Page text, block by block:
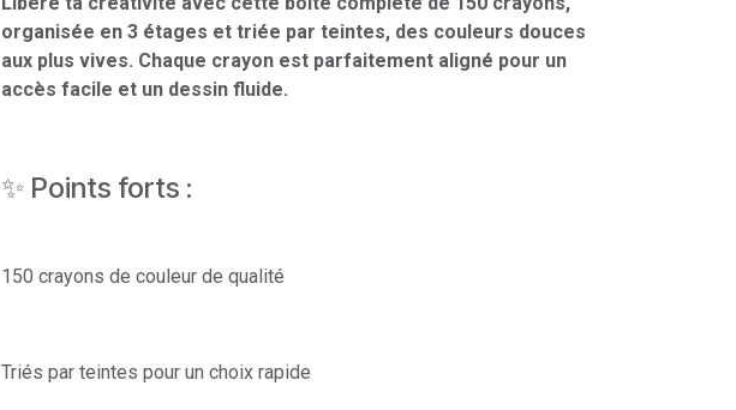
organisée en 3 étages et triée par teintes, des couleurs douces
aux plus vives. Chaque crayon est parfaitement aligné pour un
accès facile et un dessin fluide.
✨ Points forts :
150 crayons de couleur de qualité
Triés par teintes pour un choix rapide